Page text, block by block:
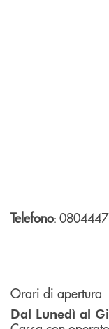
Telefono:
Orari di apertura
Dal Lunedì al